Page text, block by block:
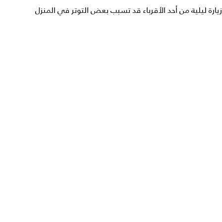
زيارة ليلية من أحد الأقرباء قد تسبب بعض التوتر في المنزل